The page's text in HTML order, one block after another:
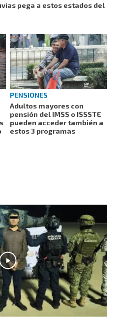
pega a estos estados del
PENSIONES
Adultos mayores con
pensión del IMSS o ISSSTE
pueden acceder también a
estos 3 programas